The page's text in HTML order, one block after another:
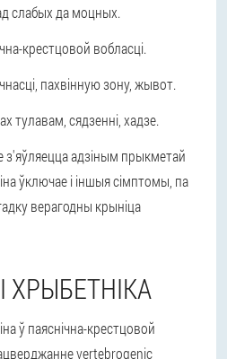
слабых да моцных.
крестцовой вобласці.
пахвінную зону, жывот.
тулавам, сядзенні, хадзе.
з'яўляецца адзіным прыкметай
ўключае і іншыя сімптомы, па
верагодны крыніца
ХРЫБЕТНІКА
ў паяснічна-крестцовой
vertebrogenic